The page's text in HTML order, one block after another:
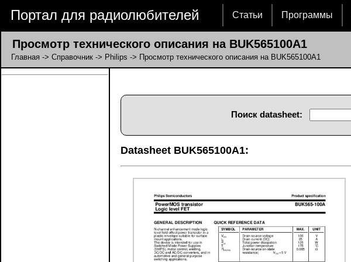
Портал для радиолюбителей Статьи Программы
Просмотр технического описания на BUK565100A1
Главная -> Справочник -> Philips -> Просмотр технического описания на BUK565100A1
Поиск datasheet:
Datasheet BUK565100A1: